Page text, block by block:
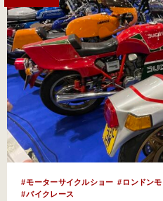
モーターサイクルショー
ロンドン
バイクレース